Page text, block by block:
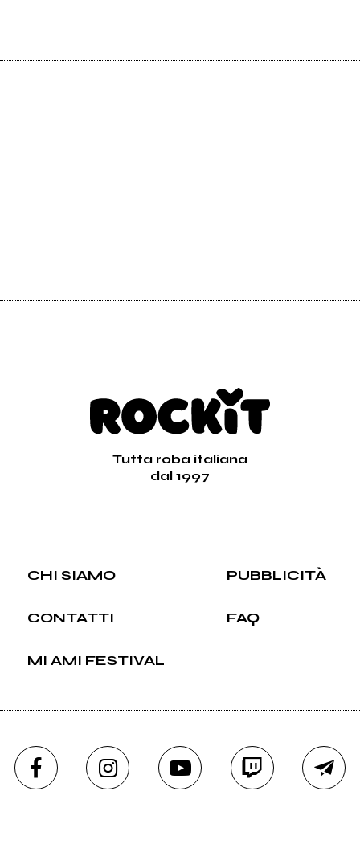
Tutta roba italiana
dal 1997
CHI SIAMO PUBBLICITÀ
CONTATTI FAQ
MI AMI FESTIVAL